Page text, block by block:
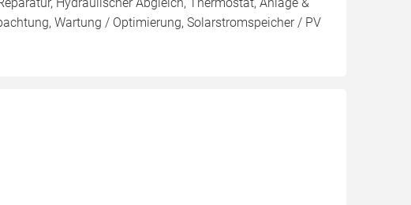
Wartung / Optimierung, Solarstromspeicher / PV